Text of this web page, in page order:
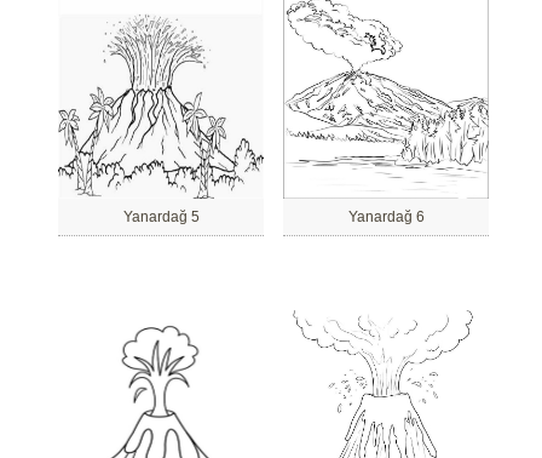
Yanardağ 5 Yanardağ 6